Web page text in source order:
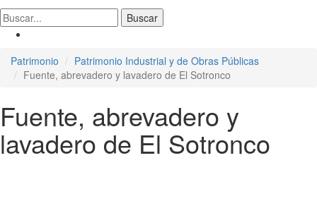
Patrimonio
Patrimonio Industrial y de Obras Públicas
Fuente, abrevadero y lavadero de El Sotronco
Fuente, abrevadero y
lavadero de El Sotronco